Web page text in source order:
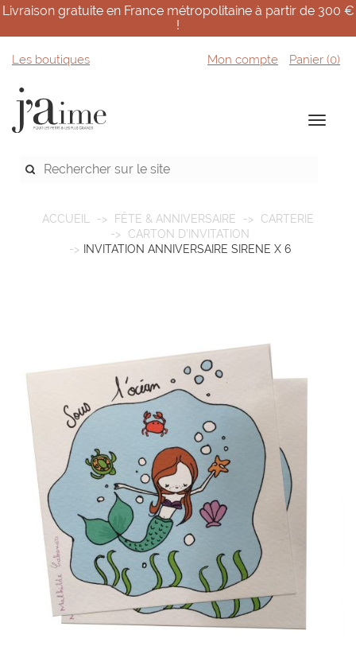
Livraison gratuite en France métropolitaine à partir de 300 €
!
Les boutiques Mon compte Panier (0)
ACCUEIL FÊTE & ANNIVERSAIRE
CARTERIE
CARTON D'INVITATION
INVITATION ANNIVERSAIRE SIRENE X 6